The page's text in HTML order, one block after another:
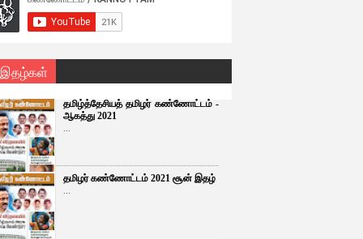
இதழ்கள்
தமிழ்த்தேசியத் தமிழர் கண்ணோட்டம் -
ஆகத்து 2021
...
தமிழர் கண்ணோட்டம் 2021 சூன் இதழ்
...